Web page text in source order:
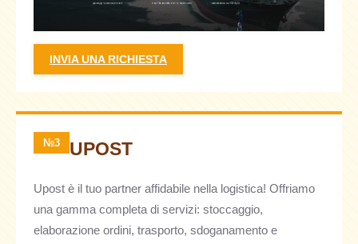
INVIA UNA RICHIESTA
№3 UPOST
Upost è il tuo partner affidabile nella logistica! Offriamo
una gamma completa di servizi: stoccaggio,
elaborazione ordini, trasporto, sdoganamento e